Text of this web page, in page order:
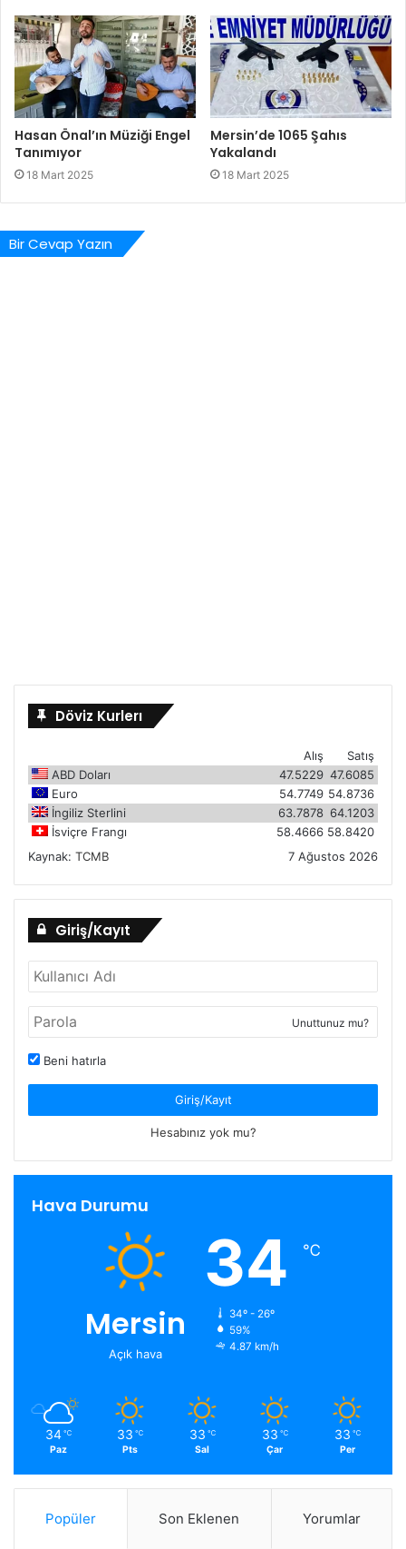
Hasan Önal’ın Müziği Engel
Tanımıyor
18 Mart 2025
Mersin’de 1065 Şahıs
Yakalandı
18 Mart 2025
Bir Cevap Yazın
Döviz Kurlerı
Satış
Alış
ABD Doları
47.6085
47.5229
Euro
54.8736
54.7749
İngiliz Sterlini
64.1203
63.7878
İsviçre Frangı
58.8420
58.4666
Kaynak: TCMB 7 Ağustos 2026
Giriş/Kayıt
Unuttunuz mu?
Beni hatırla
Giriş/Kayıt
Hesabınız yok mu?
Hava Durumu
Mersin
Açık hava
34 ℃
34º - 26º
59%
4.87 km/h
34 ℃
Paz
33 ℃
Pts
33 ℃
Sal
33 ℃
Çar
33 ℃
Per
Popüler Son Eklenen Yorumlar